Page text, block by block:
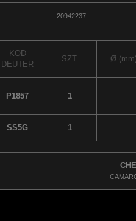
20942237
KOD
DEUTER
SZT. Ø
P1857 1
SS5G 1